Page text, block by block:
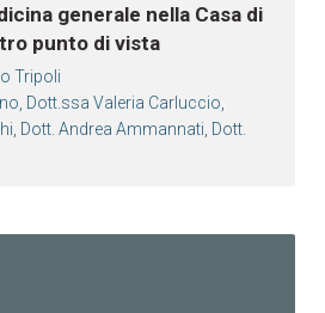
generale nella Casa di
punto di vista
Tripoli
Dott.ssa Valeria Carluccio,
Dott. Andrea Ammannati, Dott.